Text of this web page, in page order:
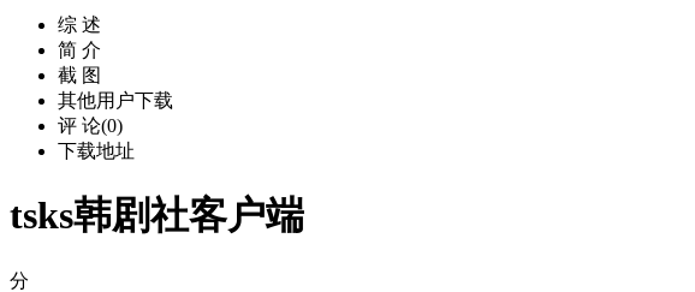
综 述
简 介
截 图
其他用户下载
评 论(0)
下载地址
tsks韩剧社客户端
分